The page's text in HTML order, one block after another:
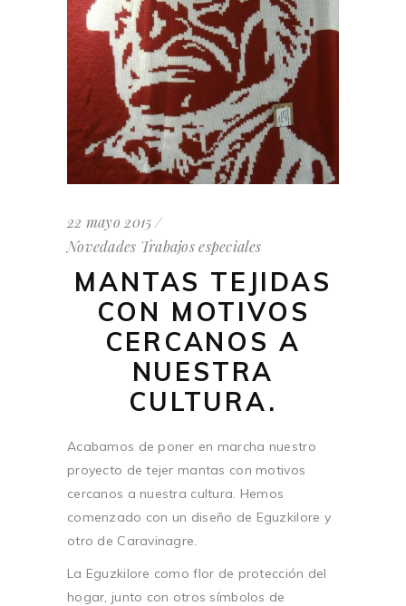
22 mayo 2015
Novedades Trabajos especiales
MANTAS TEJIDAS
CON MOTIVOS
CERCANOS A
NUESTRA
CULTURA.
Acabamos de poner en marcha nuestro
proyecto de tejer mantas con motivos
cercanos a nuestra cultura. Hemos
comenzado con un diseño de Eguzkilore y
otro de Caravinagre.
La Eguzkilore como flor de protección del
hogar, junto con otros símbolos de